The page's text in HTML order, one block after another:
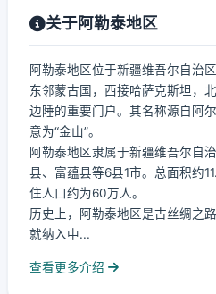
关于阿勒泰地区
阿勒泰地区位于新疆维吾尔自治
东邻蒙古国，西接哈萨克斯坦，
边陲的重要门户。其名称源自阿
意为“金山”。
阿勒泰地区隶属于新疆维吾尔自
县、富蕴县等6县1市。总面积约
住人口约为60万人。
历史上，阿勒泰地区是古丝绸之
就纳入中...
查看更多介绍